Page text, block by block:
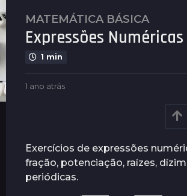
1
a
o
t
1
a
n
MATEMÁTICA BÁSICA
Expressões
1 min
b
n
u
s
1 ano atrás
r
á
s
Exercícios de expressões
fração, potenciação, raízes,
periódicas.